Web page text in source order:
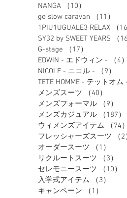
NANGA
（10）
go slow caravan
（11）
1PIU1UGUALE3 RELAX
（
SY32 by SWEET YEARS
（
G-stage
（17）
EDWIN - エドウィン -
（4
NICOLE - ニコル -
（9）
TETE HOMME - テットオム
メンズスーツ
（40）
メンズフォーマル
（9）
メンズカジュアル
（187）
ウィメンズアイテム
（74
フレッシャーズスーツ
（
オーダースーツ
（1）
リクルートスーツ
（3）
セレモニースーツ
（10）
入学式アイテム
（3）
キャンペーン
（1）